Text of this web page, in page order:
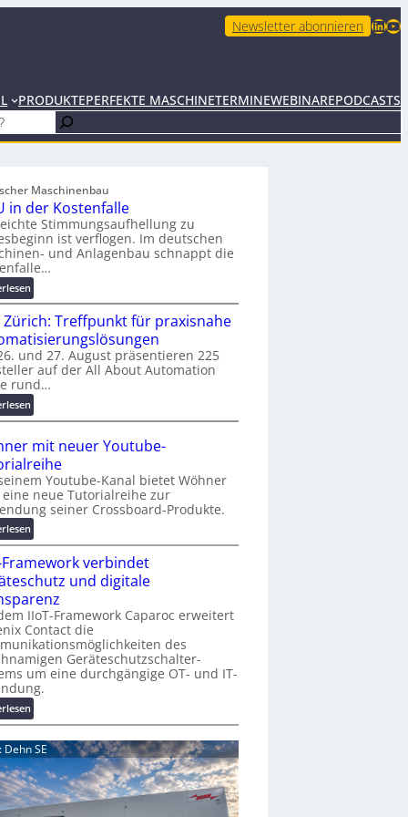
Newsletter abonnieren LinkedIn YouTube
PRODUKTEPERFEKTE MASCHINETERMINEWEBINAREPODCASTS
Maschinenbau
in der Kostenfalle
Stimmungsaufhellung zu
ist verflogen. Im deutschen
und Anlagenbau schnappt die
:
K
M
U
i
n
d
r
o
s
t
e
n
f
a
l
l
e
Zürich: Treffpunkt für praxisnahe
und 27. August präsentieren 225
auf der All About Automation
rund…
:
A
A
Z
ü
r
i
c
:
T
r
e
f
f
p
u
n
k
f
ü
r
p
mit neuer Youtube-
Youtube-Kanal bietet Wöhner
neue Tutorialreihe zur
seiner Crossboard-Produkte.
:
W
ö
h
n
e
r
m
i
t
n
e
u
e
r
Y
o
u
Framework verbindet
und digitale
IIoT-Framework Caparoc erweitert
Contact die
des
Geräteschutzschalter-
um eine durchgängige OT- und IT-
:
I
I
o
T
-
F
Dehn SE